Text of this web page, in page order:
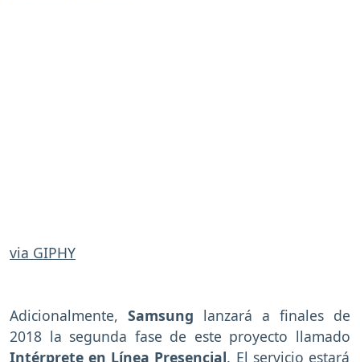
via GIPHY
Adicionalmente, Samsung lanzará a finales de
2018 la segunda fase de este proyecto llamado
Intérprete en Línea Presencial. El servicio estará